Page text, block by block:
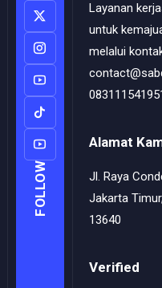
FOLLOW
Layanan
untuk
melalui
Alamat
Jl. Raya
Jakarta
13640
Verified